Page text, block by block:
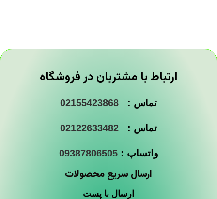
ارتباط با مشتریان در فروشگاه
تماس : 02155423868
تماس : 02122633482
واتساپ :09387806505
ارسال سریع محصولات
ارسال با پست